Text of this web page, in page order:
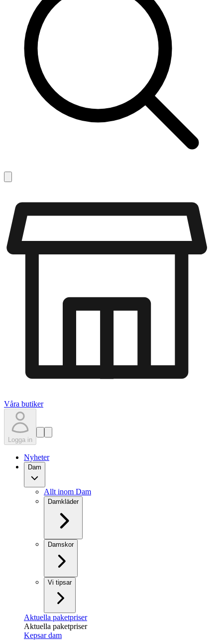
Våra butiker
Logga in
Nyheter
Dam
Allt inom Dam
Damkläder
Damskor
Vi tipsar
Aktuella paketpriser
Aktuella paketpriser
Kepsar dam